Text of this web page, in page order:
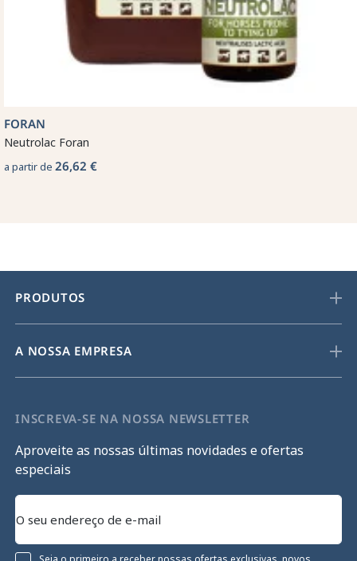
FORAN
Neutrolac Foran
a partir de 26,62 €
PRODUTOS
A NOSSA EMPRESA
INSCREVA-SE NA NOSSA NEWSLETTER
Aproveite as nossas últimas novidades e ofertas
especiais